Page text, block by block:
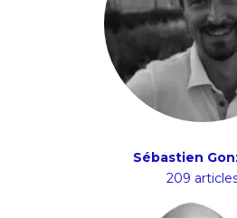
Sébastien
209